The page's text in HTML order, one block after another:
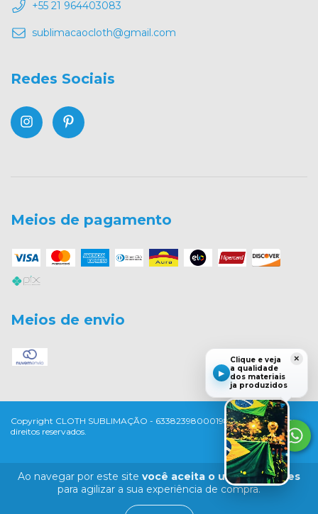
Ao navegar por este site você aceita o uso de cookies
para agilizar a sua experiência de compra.
+55 21 964403083
sublimacaocloth@gmail.com
Redes Sociais
Meios de pagamento
Meios de envio
Copyright CLOTH SUBLIMAÇÃO - 63382398000198 - 2026. Todos os
direitos reservados.
×
▶
Clique e veja
a qualidade
dos materiais
ja produzidos